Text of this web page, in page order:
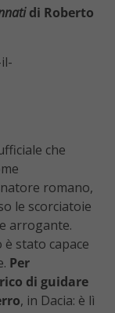
di Roberto
che
romano,
le scorciatoie
arrogante.
stato capace
Per
di guidare
, in Dacia: è lì